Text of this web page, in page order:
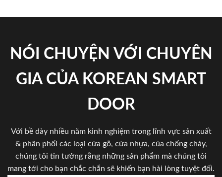
NÓI CHUYỆN VỚI CHUYÊN
GIA CỦA KOREAN SMART
DOOR
Với bề dày nhiều năm kinh nghiệm trong lĩnh vực sản xuất
& phân phối các loại cửa gỗ, cửa nhựa, của chống cháy,
chúng tôi tin tưởng rằng những sản phẩm mà chúng tôi
mang tới cho bạn chắc chắn sẽ khiến bạn hài lòng tuyệt đối.